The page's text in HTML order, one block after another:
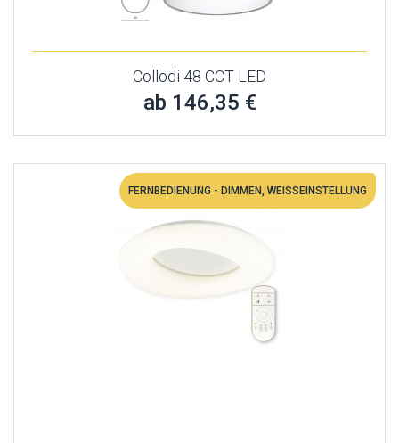
Collodi 48 CCT LED
ab 146,35 €
FERNBEDIENUNG - DIMMEN, WEISSEINSTELLUNG